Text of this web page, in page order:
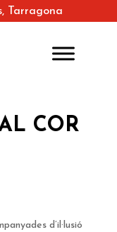
Tarragona
COR
d’il·lusió